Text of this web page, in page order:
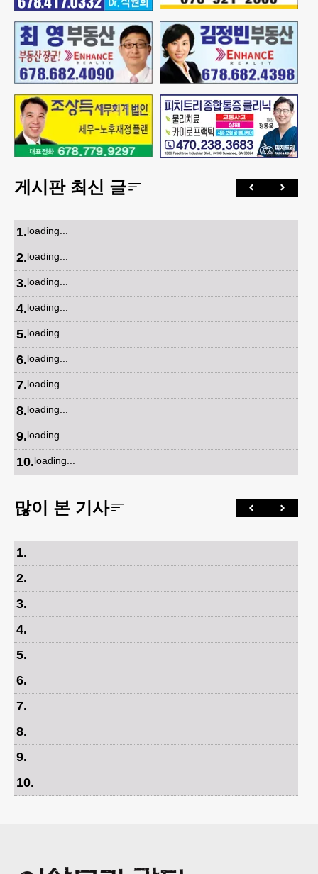
게시판 최신 글
1.loading...
2.loading...
3.loading...
4.loading...
5.loading...
6.loading...
7.loading...
8.loading...
9.loading...
10.loading...
많이 본 기사
1.
2.
3.
4.
5.
6.
7.
8.
9.
10.